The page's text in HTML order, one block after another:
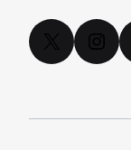
X Instagram